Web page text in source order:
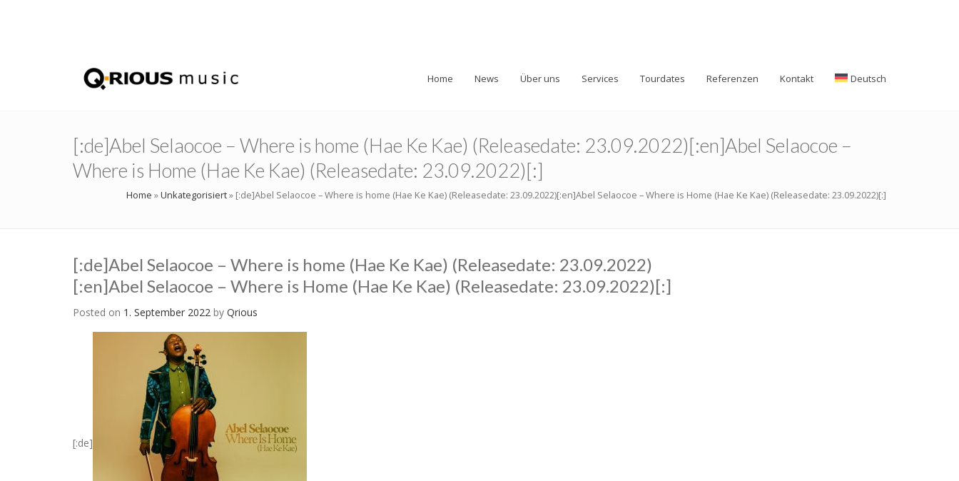
Home News Über uns Services Tourdates Referenzen Kontakt Deutsch
[:de]Abel Selaocoe – Where is home (Hae Ke Kae) (Releasedate: 23.09.2022)[:en]Abel Selaocoe –
Where is Home (Hae Ke Kae) (Releasedate: 23.09.2022)[:]
Home »Unkategorisiert» [:de]Abel Selaocoe – Where is home (Hae Ke Kae) (Releasedate: 23.09.2022)[:en]Abel Selaocoe – Where is Home (Hae Ke Kae) (Releasedate: 23.09.2022)[:]
[:de]Abel Selaocoe – Where is home (Hae Ke Kae) (Releasedate: 23.09.2022)
[:en]Abel Selaocoe – Where is Home (Hae Ke Kae) (Releasedate: 23.09.2022)[:]
Posted on 1. September 2022 by Qrious
[:de]